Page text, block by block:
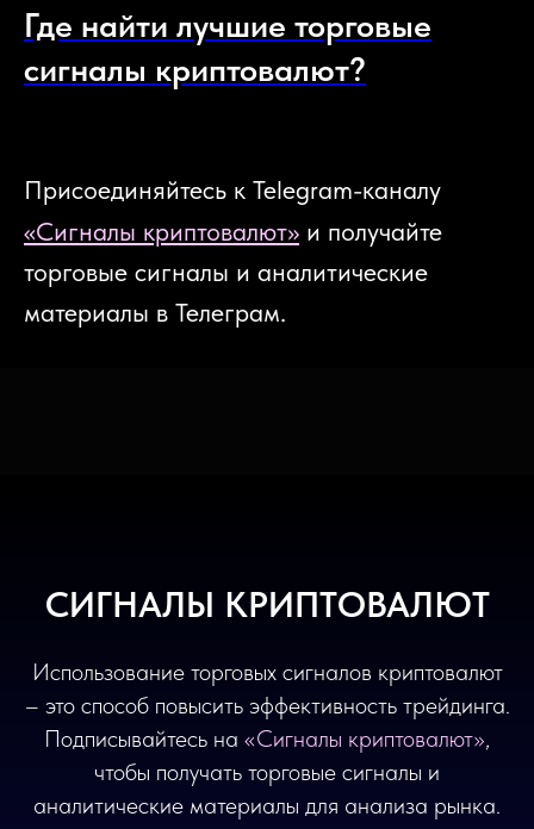
Где найти лучшие торговые
сигналы криптовалют?
Присоединяйтесь к Telegram-каналу
«Сигналы криптовалют» и получайте
торговые сигналы и аналитические
материалы в Телеграм.
СИГНАЛЫ КРИПТОВАЛЮТ
Использование торговых сигналов криптовалют
– это способ повысить эффективность трейдинга.
Подписывайтесь на «Сигналы криптовалют»,
чтобы получать торговые сигналы и
аналитические материалы для анализа рынка.